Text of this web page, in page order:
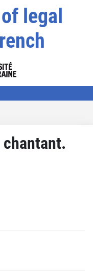
legal
chantant.